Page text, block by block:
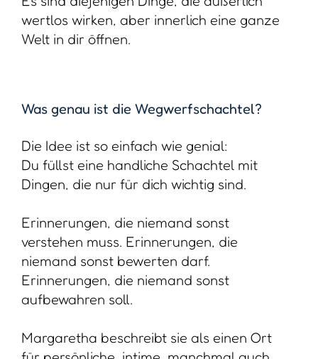
Erinnerungen, die niemand sonst
aufbewahren soll.
peinliche oder schmerzhafte
deinem Tod niemand durchsehen muss –
weil sie eben für dich bestimmt waren.
einen liebevollen, achtsamen Umgang mit
deinem eigenen Leben.
Brauchen wir diese Art der Erinnerung?
Erinnerungen oft geteilt, gepostet,
kommentiert werden.